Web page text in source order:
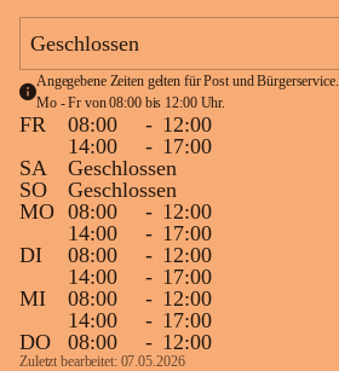
Geschlossen
Angegebene Zeiten gelten für Post und
Mo - Fr von 08:00 bis 12:00 Uhr.
FR 08:00 - 12:00
14:00
- 17:00
SA
Geschlossen
SO
Geschlossen
MO 08:00 - 12:00
14:00
- 17:00
DI
08:00 - 12:00
14:00
- 17:00
MI
08:00 - 12:00
14:00
- 17:00
DO
08:00 - 12:00
Zuletzt bearbeitet: 07.05.2026